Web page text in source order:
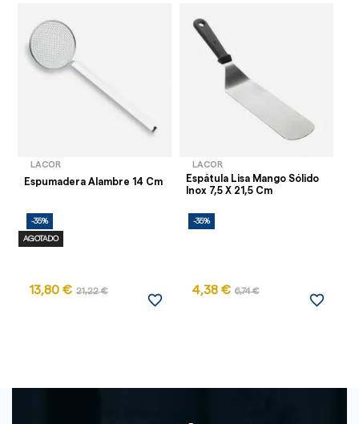
LACOR
Espumadera Alambre 14 Cm
-35%
AGOTADO
13,80 € 21,22 €
favorite_border
LACOR
Espátula Lisa Mango Sólido
Inox 7,5 X 21,5 Cm
-35%
4,38 € 6,74 €
favorite_border